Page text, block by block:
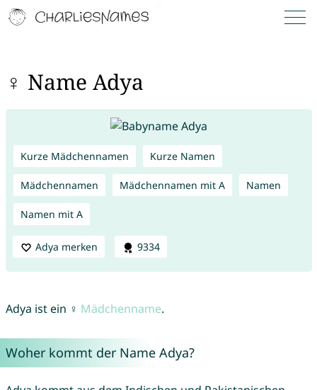
♀ Name Adya
Kurze Mädchennamen Kurze Namen
Mädchennamen Mädchennamen mit A Namen
Namen mit A
Adya merken 9334
Adya ist ein ♀ Mädchenname.
Woher kommt der Name Adya?